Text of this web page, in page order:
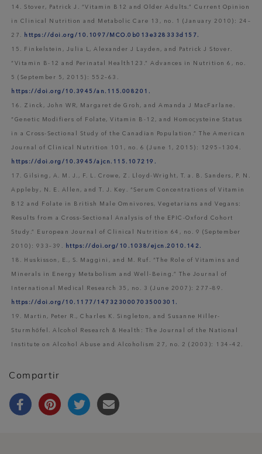
14. Stover, Patrick J. “Vitamin B12 and Older Adults.” Current Opinion
in Clinical Nutrition and Metabolic Care 13, no. 1 (January 2010): 24–
27. https://doi.org/10.1097/MCO.0b013e328333d157.
15. Finkelstein, Julia L, Alexander J Layden, and Patrick J Stover.
“Vitamin B-12 and Perinatal Health123.” Advances in Nutrition 6, no.
5 (September 5, 2015): 552–63.
https://doi.org/10.3945/an.115.008201.
16. Zinck, John WR, Margaret de Groh, and Amanda J MacFarlane.
“Genetic Modifiers of Folate, Vitamin B-12, and Homocysteine Status
in a Cross-Sectional Study of the Canadian Population.” The American
Journal of Clinical Nutrition 101, no. 6 (June 1, 2015): 1295–1304.
https://doi.org/10.3945/ajcn.115.107219.
17. Gilsing, A. M. J., F. L. Crowe, Z. Lloyd-Wright, T. a. B. Sanders, P. N.
Appleby, N. E. Allen, and T. J. Key. “Serum Concentrations of Vitamin
B12 and Folate in British Male Omnivores, Vegetarians and Vegans:
Results from a Cross-Sectional Analysis of the EPIC-Oxford Cohort
Study.” European Journal of Clinical Nutrition 64, no. 9 (September
2010): 933–39. https://doi.org/10.1038/ejcn.2010.142.
18. Huskisson, E., S. Maggini, and M. Ruf. “The Role of Vitamins and
Minerals in Energy Metabolism and Well-Being.” The Journal of
International Medical Research 35, no. 3 (June 2007): 277–89.
https://doi.org/10.1177/147323000703500301.
19. Martin, Peter R., Charles K. Singleton, and Susanne Hiller-
Sturmhöfel. Alcohol Research & Health: The Journal of the National
Institute on Alcohol Abuse and Alcoholism 27, no. 2 (2003): 134–42.
Compartir